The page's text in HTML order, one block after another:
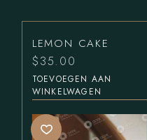
LEMON CAKE
$35.00
TOEVOEGEN AAN
WINKELWAGEN